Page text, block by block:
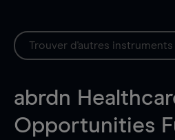
abrdn
Opportunities